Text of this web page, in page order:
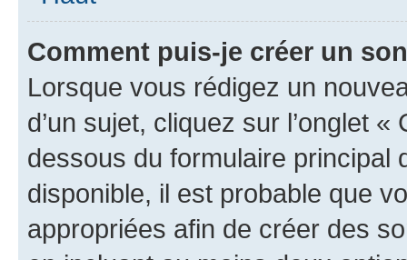
Comment puis-je créer un
Lorsque vous rédigez un
d’un sujet, cliquez sur l’onglet
dessous du formulaire principal
disponible, il est probable que
appropriées afin de créer des